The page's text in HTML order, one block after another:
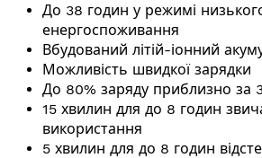
До 38 годин у режимі
енергоспоживання
Вбудований літій-іонний
Можливість швидкої зарядки
До 80% заряду приблизно за
15 хвилин для до 8 годин
використання
5 хвилин для до 8 годин